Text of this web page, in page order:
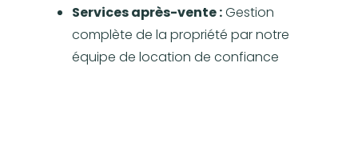
Services après-vente :Gestion
complète de la propriété par notre
équipe de location de confiance